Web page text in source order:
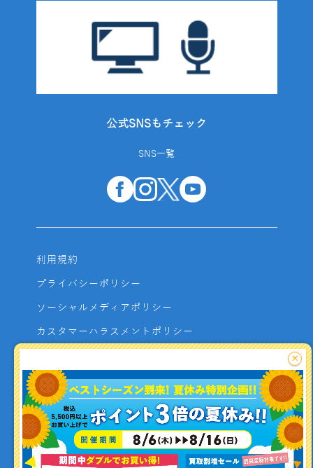
釣り情報を
公式SNSもチェック
SNS一覧
利用規約
プライバシーポリシー
ソーシャルメディアポリシー
カスタマーハラスメントポリシー
よくあるご質問
お問い合わせ
利用者資金の保全方法
×